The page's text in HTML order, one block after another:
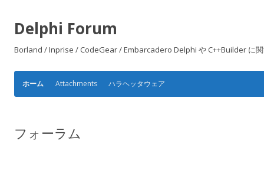
Delphi Forum
Borland / Inprise / CodeGear / Embarcadero Delphi や C++Builder に
ホーム Attachments ハラヘッタウェア
フォーラム